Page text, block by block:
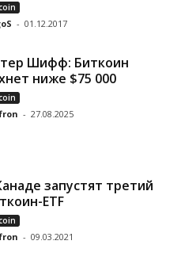
- 01.12.2017
Шифф: Биткоин
ниже $75 000
- 27.08.2025
запустят третий
ETF
- 09.03.2021